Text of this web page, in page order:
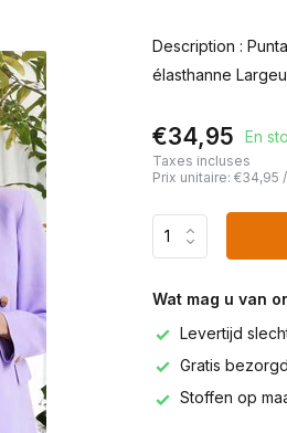
Description :
élasthanne
€34,95 En
Taxes incluses
Prix unitaire: €34,95 /
Wat mag u van
Levertijd
Gratis
Stoffen op